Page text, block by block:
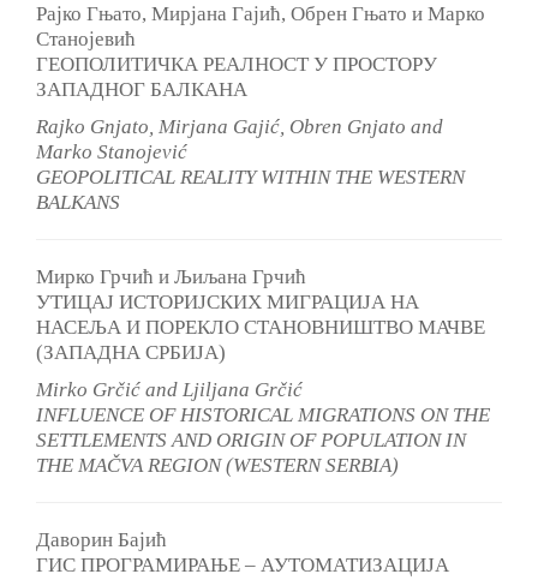
Рајко Гњато, Мирјана Гајић, Обрен Гњато и Марко
Станојевић
ГЕОПОЛИТИЧКА РЕАЛНОСТ У ПРОСТОРУ
ЗАПАДНОГ БАЛКАНА
Rajko Gnjato, Mirjana Gajić, Obren Gnjato and
Marko Stanojević
GEOPOLITICAL REALITY WITHIN THE WESTERN
BALKANS
Мирко Грчић и Љиљана Грчић
УТИЦАЈ ИСТОРИЈСКИХ МИГРАЦИЈА НА
НАСЕЉА И ПОРЕКЛО СТАНОВНИШТВО МАЧВЕ
(ЗАПАДНА СРБИЈА)
Mirko Grčić and Ljiljana Grčić
INFLUENCE OF HISTORICAL MIGRATIONS ON THE
SETTLEMENTS AND ORIGIN OF POPULATION IN
THE MAČVA REGION (WESTERN SERBIA)
Даворин Бајић
ГИС ПРОГРАМИРАЊЕ – АУТОМАТИЗАЦИЈА